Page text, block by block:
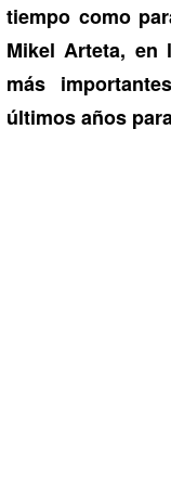
tiempo como
Mikel Arteta,
más
últimos años